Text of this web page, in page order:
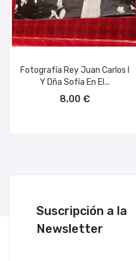
Fotografía Rey Juan Carlos I
Y Dña Sofía En El...
8,00 €
Suscripción a la
Newsletter